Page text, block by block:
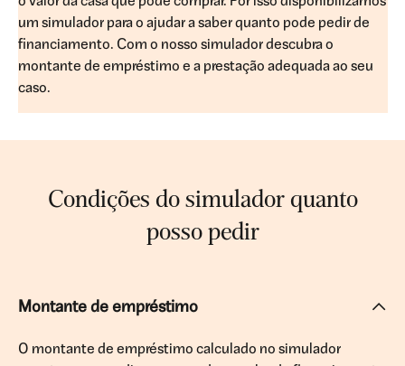
um simulador para o ajudar a saber quanto pode pedir de
financiamento. Com o nosso simulador descubra o
montante de empréstimo e a prestação adequada ao seu
caso.
Condições do simulador quanto
posso pedir
Montante de empréstimo
O montante de empréstimo calculado no simulador